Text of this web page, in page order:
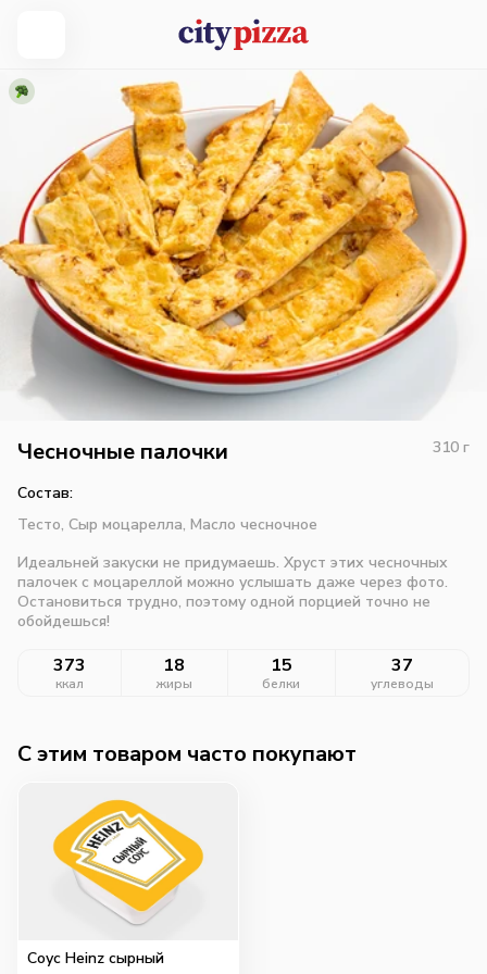
Чесночные палочки 310 г
Состав:
Тесто, Сыр моцарелла, Масло чесночное
Идеальней закуски не придумаешь. Хруст этих чесночных
палочек с моцареллой можно услышать даже через фото.
Остановиться трудно, поэтому одной порцией точно не
обойдешься!
373
ккал
18
жиры
15
белки
37
углеводы
C этим товаром часто покупают
Соус Heinz сырный